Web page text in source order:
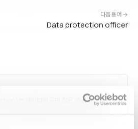
다음 용어 →
Data protection officer
는 데이터의 무단 접근, 손실, 변조,